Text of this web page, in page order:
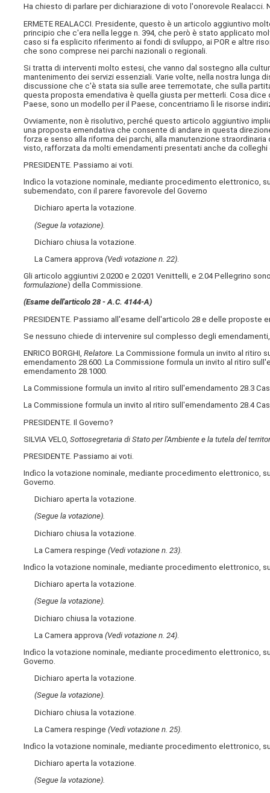
Ha chiesto di parlare per dichiarazione di voto l'onorevole Realacci.
ERMETE REALACCI. Presidente, questo è un articolo aggiuntivo
principio che c'era nella legge n. 394, che però è stato applicato
caso si fa esplicito riferimento ai fondi di sviluppo, ai POR e altre
che sono comprese nei parchi nazionali o regionali.
Si tratta di interventi molto estesi, che vanno dal sostegno alla
mantenimento dei servizi essenziali. Varie volte, nella nostra lunga
discussione che c'è stata sia sulle aree terremotate, che sulla
questa proposta emendativa è quella giusta per metterli. Cosa
Paese, sono un modello per il Paese, concentriamo lì le risorse
Ovviamente, non è risolutivo, perché questo articolo aggiuntivo
una proposta emendativa che consente di andare in questa
forza e senso alla riforma dei parchi, alla manutenzione
visto, rafforzata da molti emendamenti presentati anche da
PRESIDENTE. Passiamo ai voti.
Indìco la votazione nominale, mediante procedimento elettronico,
subemendato, con il parere favorevole del Governo
Dichiaro aperta la votazione.
(Segue la votazione).
Dichiaro chiusa la votazione.
La Camera approva(Vedi votazione n. 22).
Gli articolo aggiuntivi 2.0200 e 2.0201 Venittelli, e 2.04 Pellegrino
formulazione) della Commissione.
(Esame dell'articolo 28 - A.C. 4144-A)
PRESIDENTE. Passiamo all'esame dell'articolo 28 e delle
Se nessuno chiede di intervenire sul complesso degli
ENRICO BORGHI,Relatore.La Commissione formula un invito al ritiro
emendamento 28.600. La Commissione formula un invito al ritiro
emendamento 28.1000.
La Commissione formula un invito al ritiro sull'emendamento 28.3
La Commissione formula un invito al ritiro sull'emendamento 28.4
PRESIDENTE. Il Governo?
SILVIA VELO, Sottosegretaria di Stato per l'Ambiente e la tutela del
PRESIDENTE. Passiamo ai voti.
Indìco la votazione nominale, mediante procedimento elettronico,
Governo.
Dichiaro aperta la votazione.
(Segue la votazione).
Dichiaro chiusa la votazione.
La Camera respinge(Vedi votazione n. 23)
Indìco la votazione nominale, mediante procedimento elettronico,
Dichiaro aperta la votazione.
(Segue la votazione).
Dichiaro chiusa la votazione.
La Camera approva(Vedi votazione n. 24)
Indìco la votazione nominale, mediante procedimento elettronico,
Governo.
Dichiaro aperta la votazione.
(Segue la votazione).
Dichiaro chiusa la votazione.
La Camera respinge(Vedi votazione n. 25)
Indìco la votazione nominale, mediante procedimento elettronico,
Dichiaro aperta la votazione.
(Segue la votazione).